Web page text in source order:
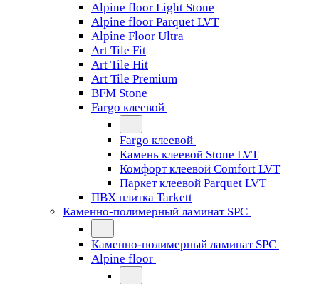
Alpine floor Light Stone
Alpine floor Parquet LVT
Alpine Floor Ultra
Art Tile Fit
Art Tile Hit
Art Tile Premium
BFM Stone
Fargo клеевой
Fargo клеевой
Камень клеевой Stone LVT
Комфорт клеевой Comfort LVT
Паркет клеевой Parquet LVT
ПВХ плитка Tarkett
Каменно-полимерный ламинат SPC
Каменно-полимерный ламинат SPC
Alpine floor